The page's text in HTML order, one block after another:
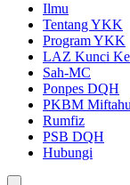
Ilmu
Tentang YKK
Program YKK
LAZ Kunci
Sah-MC
Ponpes DQH
PKBM
Rumfiz
PSB DQH
Hubungi